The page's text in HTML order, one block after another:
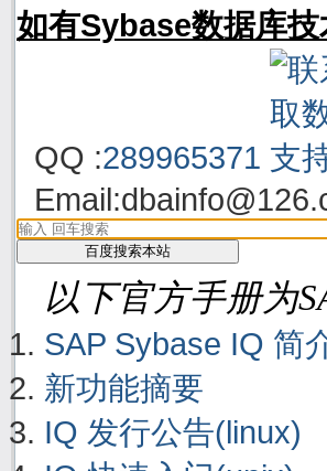
如有Sybase数据库
QQ :289965371
Email:
以下官方手册为
SAP Sybase IQ 简
新功能摘要
IQ 发行公告(linux)